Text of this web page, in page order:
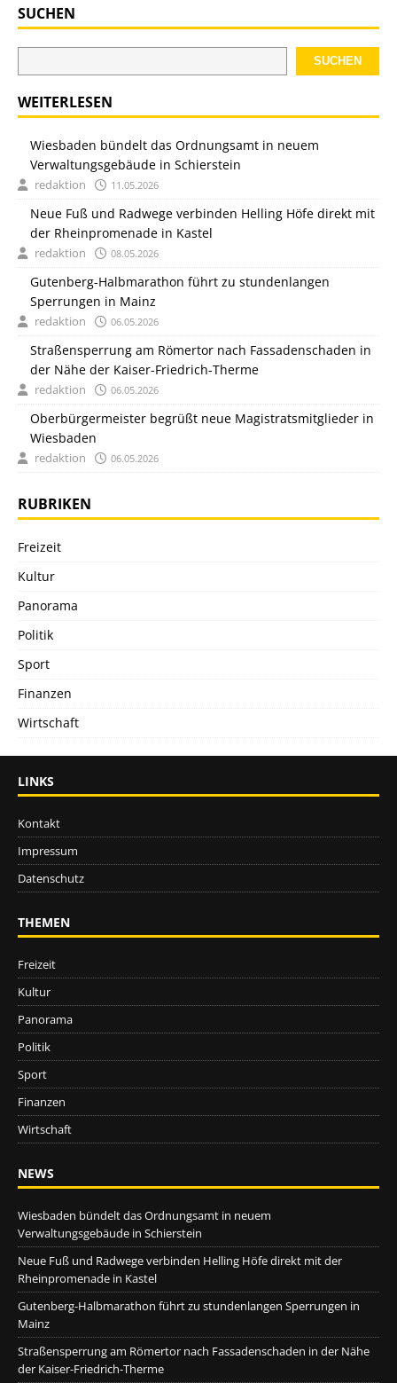
SUCHEN
SUCHEN
WEITERLESEN
Wiesbaden bündelt das Ordnungsamt in neuem
Verwaltungsgebäude in Schierstein
redaktion 11.05.2026
Neue Fuß und Radwege verbinden Helling Höfe direkt mit
der Rheinpromenade in Kastel
redaktion 08.05.2026
Gutenberg-Halbmarathon führt zu stundenlangen
Sperrungen in Mainz
redaktion 06.05.2026
Straßensperrung am Römertor nach Fassadenschaden in
der Nähe der Kaiser-Friedrich-Therme
redaktion 06.05.2026
Oberbürgermeister begrüßt neue Magistratsmitglieder in
Wiesbaden
redaktion 06.05.2026
RUBRIKEN
Freizeit
Kultur
Panorama
Politik
Sport
Finanzen
Wirtschaft
LINKS
Kontakt
Impressum
Datenschutz
THEMEN
Freizeit
Kultur
Panorama
Politik
Sport
Finanzen
Wirtschaft
NEWS
Wiesbaden bündelt das Ordnungsamt in neuem
Verwaltungsgebäude in Schierstein
Neue Fuß und Radwege verbinden Helling Höfe direkt mit der
Rheinpromenade in Kastel
Gutenberg-Halbmarathon führt zu stundenlangen Sperrungen in
Mainz
Straßensperrung am Römertor nach Fassadenschaden in der Nähe
der Kaiser-Friedrich-Therme